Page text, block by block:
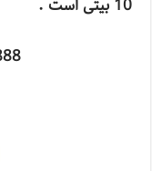
10 بیتی است .